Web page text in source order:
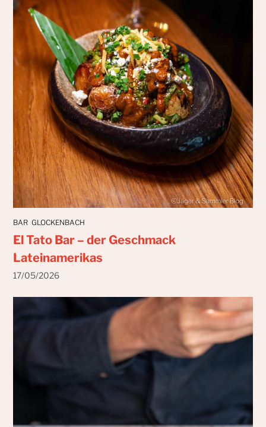
BAR GLOCKENBACH
El Tato Bar – der Geschmack
Lateinamerikas
17/05/2026